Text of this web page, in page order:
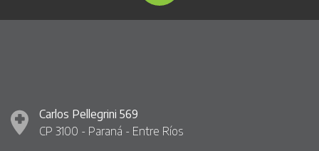
Carlos Pellegrini 569
CP 3100 - Paraná - Entre Ríos